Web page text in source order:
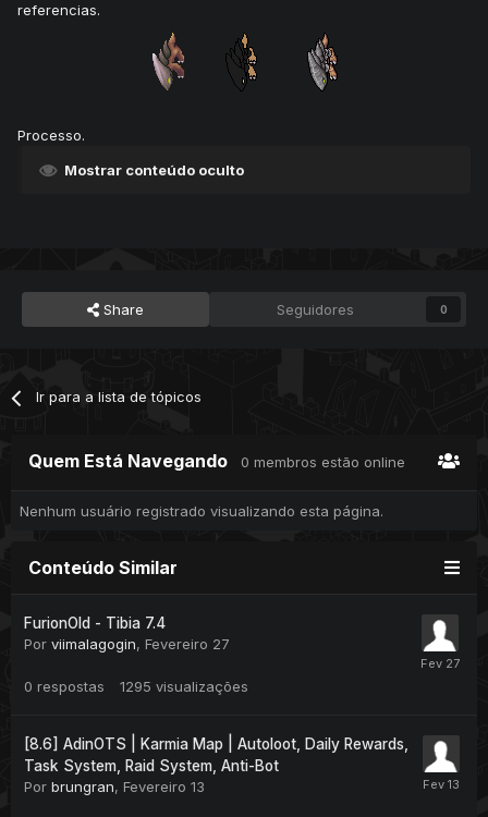
referencias.
Processo.
Mostrar conteúdo oculto
Share Seguidores 0
Ir para a lista de tópicos
Quem Está Navegando 0 membros estão online
Nenhum usuário registrado visualizando esta página.
Conteúdo Similar
FurionOld - Tibia 7.4
Por viimalagogin, Fevereiro 27
0 respostas 1295 visualizações
[8.6] AdinOTS | Karmia Map | Autoloot, Daily Rewards,
Task System, Raid System, Anti-Bot
Por brungran, Fevereiro 13